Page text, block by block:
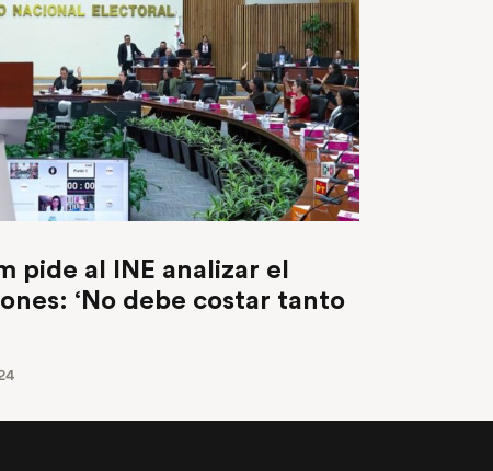
pide al INE analizar el
‘No debe costar tanto